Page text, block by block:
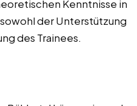
Kenntnisse in
der Unterstützung
des Trainees.